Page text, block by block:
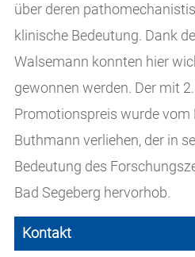
über deren
klinische Bedeutung. Dank
Walsemann konnten hier
gewonnen werden. Der mit
Promotionspreis wurde vom
Buthmann verliehen, der in
Bedeutung des
Bad Segeberg hervorhob.
Kontakt